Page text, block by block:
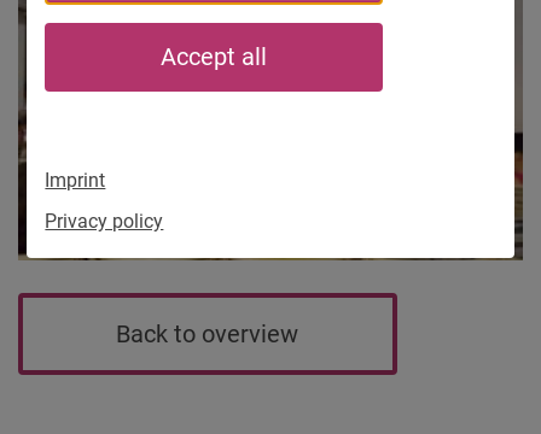
Accept all
Imprint
Privacy policy
Back to overview